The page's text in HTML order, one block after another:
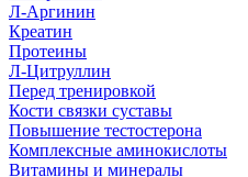
Л-Аргинин
Креатин
Протеины
Л-Цитруллин
Перед тренировкой
Кости связки суставы
Повышение тестостерона
Комплексные аминокислоты
Витамины и минералы